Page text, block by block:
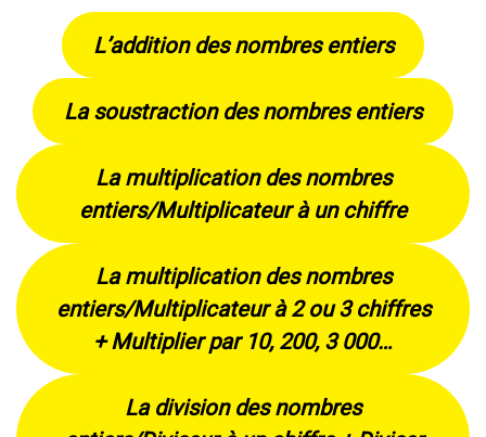
L’addition des nombres entiers
La soustraction des nombres entiers
La multiplication des nombres
entiers/Multiplicateur à un chiffre
La multiplication des nombres
entiers/Multiplicateur à 2 ou 3 chiffres
+ Multiplier par 10, 200, 3 000…
La division des nombres